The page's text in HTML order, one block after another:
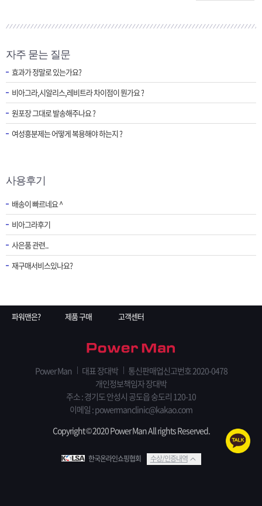
자주 묻는 질문
효과가 정말로 있는가요?
비아그라,시알리스,레비트라 차이점이 뭔가요 ?
원포장 그대로 발송해주나요 ?
여성흥분제는 어떻게 복용해야 하는지 ?
사용후기
배송이 빠르네요 ^
비아그라후기
사은품 관련..
재구매서비스있나요?
파워맨은? 제품 구매 고객센터
Power Man 대표 장대박
통신판매업신고번호 2020-0478
개인정보책임자 장대박
주소 : 경기도 안성시 공도읍 숭도리 120-10
이메일 : powermanclinic@kakao.com
Copyright © 2020 Power Man All rights Reserved.
한국온라인쇼핑협회 수상/인증내역